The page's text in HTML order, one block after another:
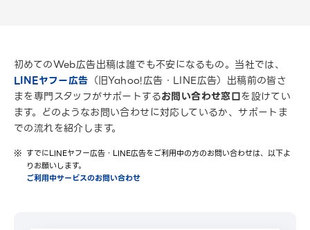
初めてのWeb広告出稿は誰でも不安になるもの。当社では、
LINEヤフー広告 （旧Yahoo!広告・LINE広告）出稿前の皆さ
まを専門スタッフがサポートするお問い合わせ窓口を設けてい
ます。どのようなお問い合わせに対応しているか、サポートま
での流れを紹介します。
すでにLINEヤフー広告・LINE広告をご利用中の方のお問い合わせは、以下よ
りお願いします。
ご利用中サービスのお問い合わせ